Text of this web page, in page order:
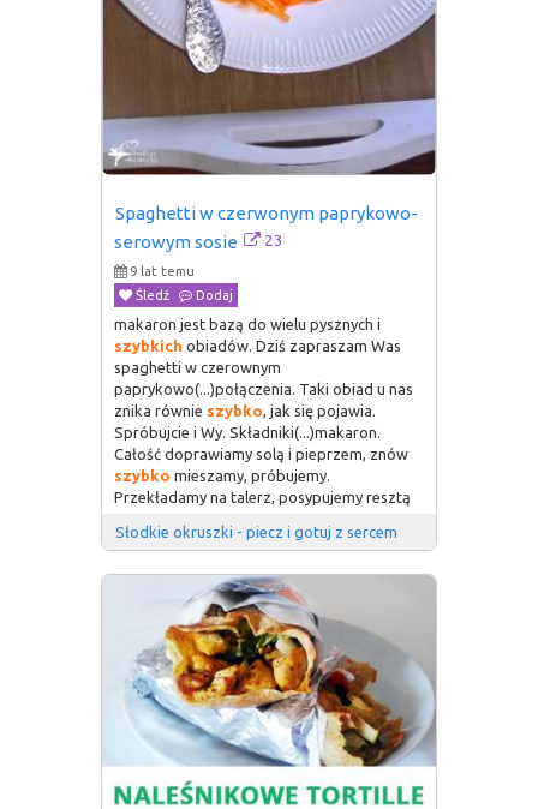
Spaghetti w czerwonym paprykowo-
serowym sosie
23
9 lat temu
Śledź
Dodaj
makaron jest bazą do wielu pysznych i
szybkich obiadów. Dziś zapraszam Was
spaghetti w czerownym
paprykowo(...)połączenia. Taki obiad u nas
znika równie szybko , jak się pojawia.
Spróbujcie i Wy. Składniki(...)makaron.
Całość doprawiamy solą i pieprzem, znów
szybko mieszamy, próbujemy.
Przekładamy na talerz, posypujemy resztą
Słodkie okruszki - piecz i gotuj z sercem